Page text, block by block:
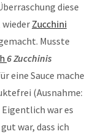
diese
Zucchini
Musste
6 Zucchinis
eine Sauce mache
(Ausnahme:
war es
war, dass ich